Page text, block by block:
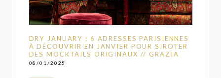
DRY JANUARY : 6 ADRESSES PARISIENNES
À DÉCOUVRIR EN JANVIER POUR SIROTER
DES MOCKTAILS ORIGINAUX // GRAZIA
08/01/2025